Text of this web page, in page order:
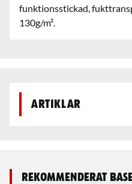
funktionsstickad,
Artiklar
Rekommenderat